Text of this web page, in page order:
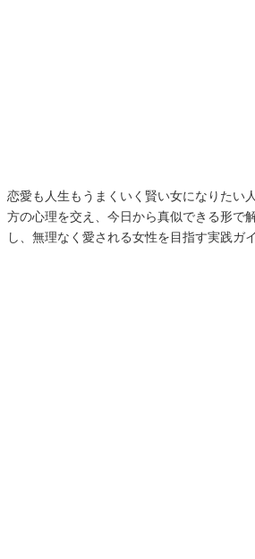
恋愛も人生もうまくいく賢い女になりたい
方の心理を交え、今日から真似できる形で
し、無理なく愛される女性を目指す実践ガ